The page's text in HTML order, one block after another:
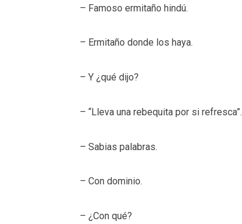
– Famoso ermitaño hindú.
– Ermitaño donde los haya.
– Y ¿qué dijo?
– “Lleva una rebequita por si refresca”.
– Sabias palabras.
– Con dominio.
– ¿Con qué?